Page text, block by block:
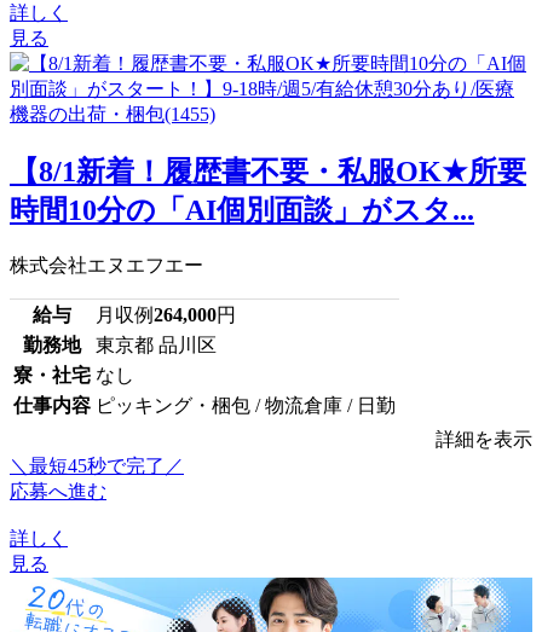
詳しく
見る
【8/1新着！履歴書不要・私服OK★所要
時間10分の「AI個別面談」がスタ...
株式会社エヌエフエー
給与 月収例264,000円
勤務地
東京都 品川区
寮・社宅 なし
仕事内容 ピッキング・梱包 / 物流倉庫 / 日勤
詳細を表示
＼最短45秒で完了／
応募へ進む
詳しく
見る